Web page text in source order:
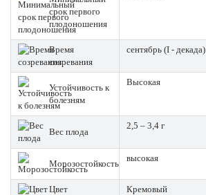
срок первого
плодоношения
Время
созревания
сентябрь (I - декада)
Устойчивость к
болезням
Высокая
Вес плода
2,5 – 3,4 г
Морозостойкость
высокая
Цвет
Кремовый